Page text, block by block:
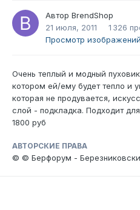
Автор BrendShop
21 июля, 2011
1 326
Просмотр
Очень теплый и модный
котором ей/ему будет тепло и
которая не продувается,
слой - подкладка. Подходит
1800 руб
АВТОРСКИЕ ПРАВА
© © Берфорум -